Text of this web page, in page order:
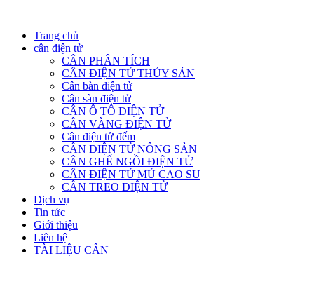
Trang chủ
cân điện tử
CÂN PHÂN TÍCH
CÂN ĐIỆN TỬ THỦY SẢN
Cân bàn điện tử
Cân sàn điện tử
CÂN Ô TÔ ĐIỆN TỬ
CÂN VÀNG ĐIỆN TỬ
Cân điện tử đếm
CÂN ĐIỆN TỬ NÔNG SẢN
CÂN GHẾ NGỒI ĐIỆN TỬ
CÂN ĐIỆN TỬ MỦ CAO SU
CÂN TREO ĐIỆN TỬ
Dịch vụ
Tin tức
Giới thiệu
Liên hệ
TÀI LIỆU CÂN